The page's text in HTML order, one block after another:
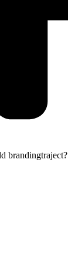
brandingtraject?